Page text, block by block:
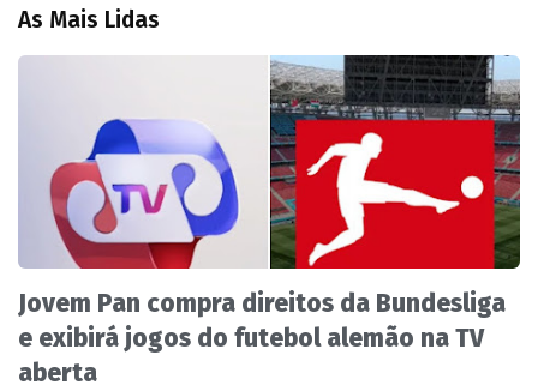
As Mais Lidas
Jovem Pan compra direitos da Bundesliga
e exibirá jogos do futebol alemão na TV
aberta